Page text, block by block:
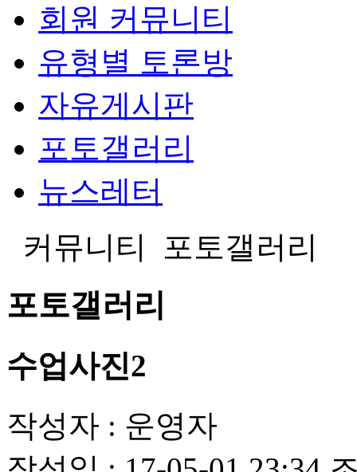
회원 커뮤니티
유형별 토론방
자유게시판
포토갤러리
뉴스레터
커뮤니티
포토갤러리
포토갤러리
수업사진2
작성자 : 운영자